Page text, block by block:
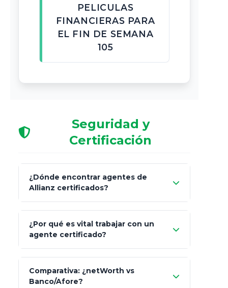
PELICULAS
FINANCIERAS PARA
EL FIN DE SEMANA
105
Seguridad y
Certificación
¿Dónde encontrar agentes de
Allianz certificados?
Seguros y Fianzas (CNSF)
netWorth
¿Por qué es vital trabajar con un
agente certificado?
consultor técnico
legalmente facultado
Comparativa: ¿netWorth vs
Banco/Afore?